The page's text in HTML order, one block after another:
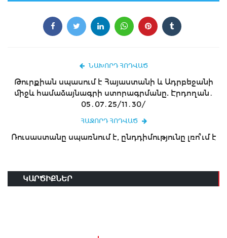
ՆԱԽՈՐԴ ՀՈԴՎԱԾ
Թուրքիան սպասում է Հայաստանի և Ադրբեջանի
միջև համաձայնագրի ստորագրմանը. Էրդողան․
05․07․25/11․30/
ՀԱՋՈՐԴ ՀՈԴՎԱԾ
Ռուսաստանը սպառնում է, ընդդիմությունը լռո՞ւմ է
ԿԱՐԾԻՔՆԵՐ